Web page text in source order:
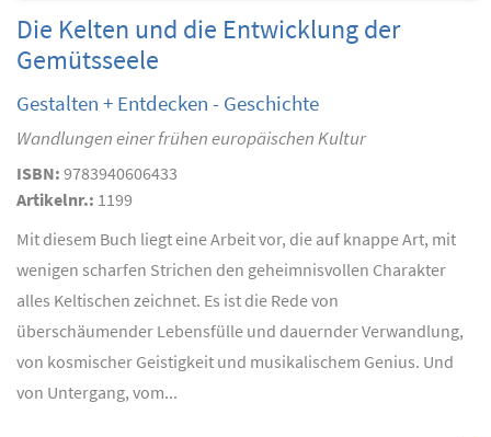
Die Kelten und die Entwicklung der
Gemütsseele
Gestalten + Entdecken - Geschichte
Wandlungen einer frühen europäischen Kultur
ISBN: 9783940606433
Artikelnr.: 1199
Mit diesem Buch liegt eine Arbeit vor, die auf knappe Art, mit
wenigen scharfen Strichen den geheimnisvollen Charakter
alles Keltischen zeichnet. Es ist die Rede von
überschäumender Lebensfülle und dauernder Verwandlung,
von kosmischer Geistigkeit und musikalischem Genius. Und
von Untergang, vom...